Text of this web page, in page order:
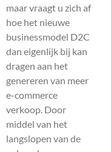
maar vraagt u zich af
hoe het nieuwe
businessmodel D2C
dan eigenlijk bij kan
dragen aan het
genereren van meer
e-commerce
verkoop. Door
middel van het
langslopen van de